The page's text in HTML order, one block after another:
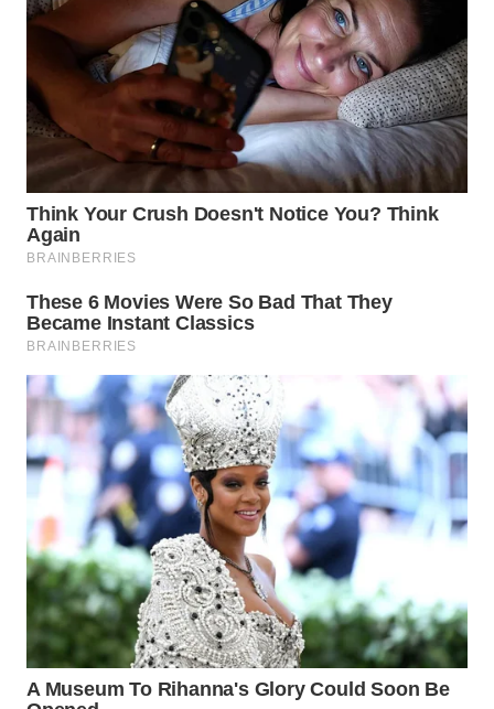
TANGERANG
WN
BINJAI
WN
CIREBON
WN
INDRAMAYU
WN
KUNINGAN
WN
MAJALENGKA
WN
SUBANG
WN
SUKABUMI
WN
PURWAKARTA